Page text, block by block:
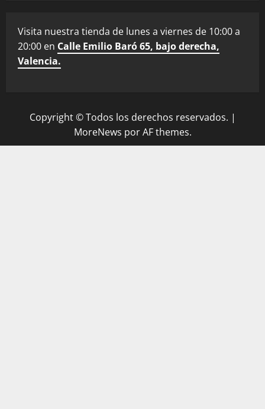
Visita nuestra tienda de lunes a viernes de 10:00 a
20:00 en Calle Emilio Baró 65, bajo derecha,
Valencia.
Copyright © Todos los derechos reservados. |
MoreNews por AF themes.